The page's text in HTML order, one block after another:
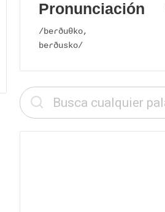
Pronunciación
/beɾðuθko,
beɾðusko/